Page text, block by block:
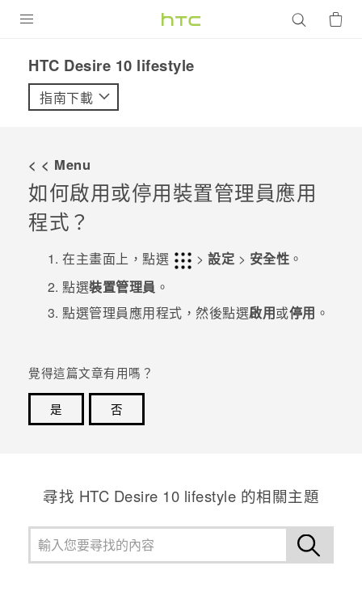
VIVE
配件
VIVERSE
優惠專區
焦點訊息
校園專案
銷售門市
銷售通路
支援服務
登入
HTC Desire 10 lifestyle‎
指南下載
< < Menu
如何啟用或停用裝置管理員應用
程式？
在主畫面上，點選 > 設定 > 安全性 。
點選裝置管理員 。
點選管理員應用程式，然後點選啟用或停用 。
覺得這篇文章有用嗎？
是
否
尋找 HTC Desire 10 lifestyle 的相關主題